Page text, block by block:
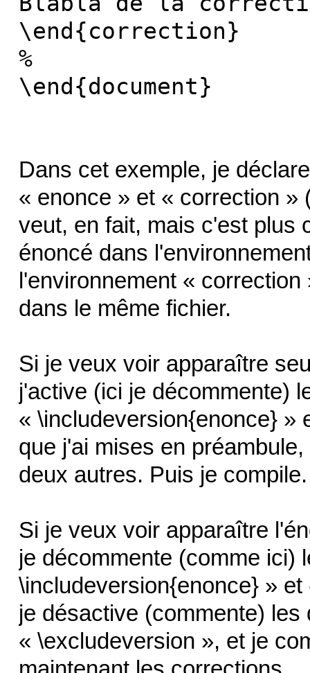
\end{correction}
%
\end{document}
Dans cet exemple, je
« enonce » et « correction »
veut, en fait, mais c'est plus
énoncé dans
l'environnement «
dans le même fichier.
Si je veux voir apparaître
j'active (ici je décommente)
« \includeversion{enonce} »
que j'ai mises en
deux autres. Puis je
Si je veux voir apparaître
je décommente (comme ici)
\includeversion{enonce} »
je désactive (commente)
« \excludeversion », et je